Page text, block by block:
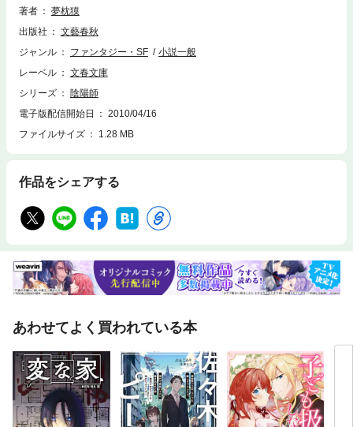
71の名僧・浄蔵の淡い初恋が、40年の時を経て成就する!?（「浄蔵恋始
著者
夢枕獏
出版社
文藝春秋
ジャンル
ファンタジー・SF
小説一般
レーベル
文春文庫
シリーズ
陰陽師
電子版配信開始日
2010/04/16
ファイルサイズ
1.28 MB
作品をシェアする
あわせてよく買われている本